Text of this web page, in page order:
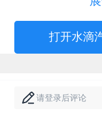
打开水滴
请登录后评论